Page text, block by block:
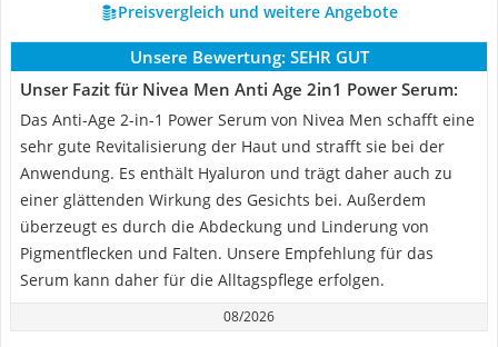
Preisvergleich und weitere Angebote
Unsere Bewertung: SEHR GUT
Unser Fazit für Nivea Men Anti Age 2in1 Power Serum:
Das Anti-Age 2-in-1 Power Serum von Nivea Men schafft eine
sehr gute Revitalisierung der Haut und strafft sie bei der
Anwendung. Es enthält Hyaluron und trägt daher auch zu
einer glättenden Wirkung des Gesichts bei. Außerdem
überzeugt es durch die Abdeckung und Linderung von
Pigmentflecken und Falten. Unsere Empfehlung für das
Serum kann daher für die Alltagspflege erfolgen.
08/2026